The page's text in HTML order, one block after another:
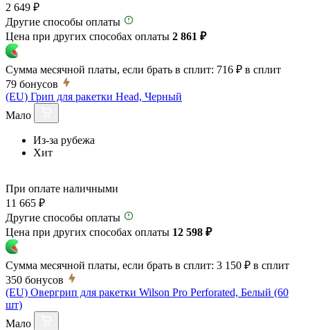
2 649 ₽
Другие способы оплаты
Цена при других способах оплаты 2 861 ₽
Сумма месячной платы, если брать в сплит: 716 ₽ в сплит
79 бонусов
(EU) Грип для ракетки Head, Черный
Мало
Из-за рубежа
Хит
При оплате наличными
11 665 ₽
Другие способы оплаты
Цена при других способах оплаты 12 598 ₽
Сумма месячной платы, если брать в сплит: 3 150 ₽ в сплит
350 бонусов
(EU) Овергрип для ракетки Wilson Pro Perforated, Белый (60
шт)
Мало